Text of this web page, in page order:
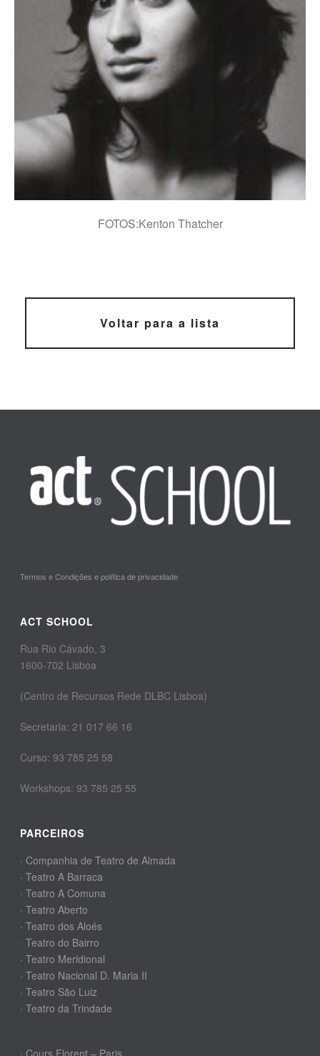
VERA BARRETO
FOTOS:Kenton Thatcher
Voltar para a lista
Termos e Condições e política de privacidade
ACT SCHOOL
Rua Rio Cávado, 3
1600-702 Lisboa
(Centro de Recursos Rede DLBC Lisboa)
Secretaria: 21 017 66 16
Curso: 93 785 25 58
Workshops: 93 785 25 55
PARCEIROS
· Companhia de Teatro de Almada
· Teatro A Barraca
· Teatro A Comuna
· Teatro Aberto
· Teatro dos Aloés
· Teatro do Bairro
· Teatro Meridional
· Teatro Nacional D. Maria II
· Teatro São Luiz
· Teatro da Trindade
· Cours Florent – Paris